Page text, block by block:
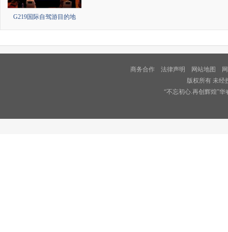
G219国际自驾游目的地
商务合作 法律声明 网站地图
版权所有 未经
“不忘初心.再创辉煌”